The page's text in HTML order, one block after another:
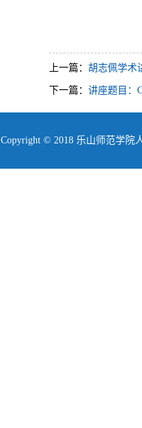
上一篇： 胡志佩学术
下一篇： 讲座题目：
Copyright © 2018 乐山师范学院